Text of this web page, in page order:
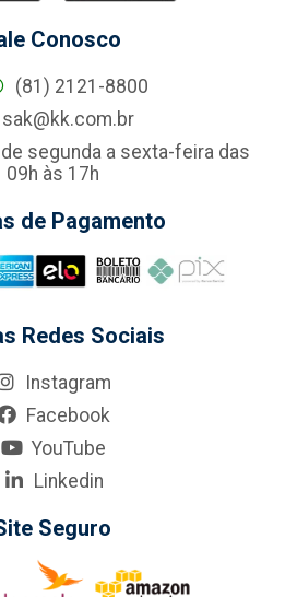
Conosco
(81) 2121-8800
sak@kk.com.br
segunda a sexta-feira das
09h às 17h
de Pagamento
Redes Sociais
Instagram
Facebook
YouTube
Linkedin
Seguro